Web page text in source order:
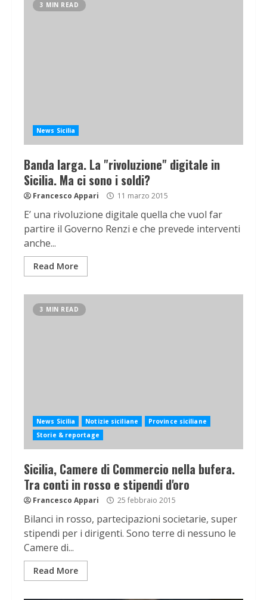
3 MIN READ
News Sicilia
Banda larga. La "rivoluzione" digitale in
Sicilia. Ma ci sono i soldi?
Francesco Appari 11 marzo 2015
E’ una rivoluzione digitale quella che vuol far
partire il Governo Renzi e che prevede interventi
anche...
Read More
3 MIN READ
News Sicilia Notizie siciliane
Province siciliane
Storie & reportage
Sicilia, Camere di Commercio nella bufera.
Tra conti in rosso e stipendi d'oro
Francesco Appari 25 febbraio 2015
Bilanci in rosso, partecipazioni societarie, super
stipendi per i dirigenti. Sono terre di nessuno le
Camere di...
Read More